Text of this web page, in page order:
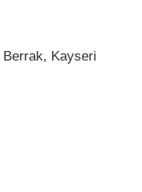
Berrak, Kayseri